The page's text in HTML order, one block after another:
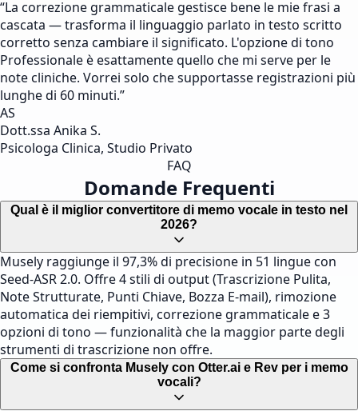
“La correzione grammaticale gestisce bene le mie frasi a
cascata — trasforma il linguaggio parlato in testo scritto
corretto senza cambiare il significato. L'opzione di tono
Professionale è esattamente quello che mi serve per le
note cliniche. Vorrei solo che supportasse registrazioni più
lunghe di 60 minuti.”
AS
Dott.ssa Anika S.
Psicologa Clinica, Studio Privato
FAQ
Domande Frequenti
Qual è il miglior convertitore di memo vocale in testo nel
2026?
Musely raggiunge il 97,3% di precisione in 51 lingue con
Seed-ASR 2.0. Offre 4 stili di output (Trascrizione Pulita,
Note Strutturate, Punti Chiave, Bozza E-mail), rimozione
automatica dei riempitivi, correzione grammaticale e 3
opzioni di tono — funzionalità che la maggior parte degli
strumenti di trascrizione non offre.
Come si confronta Musely con Otter.ai e Rev per i memo
vocali?